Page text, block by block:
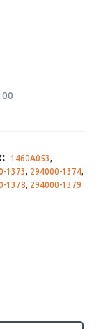
1460A053,
1373, 294000-1374,
1378, 294000-1379